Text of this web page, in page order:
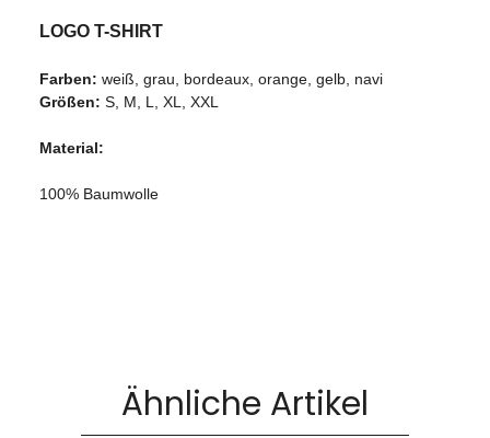
LOGO T-SHIRT
Farben: weiß, grau, bordeaux, orange, gelb, navi
Größen: S, M, L, XL, XXL
Material:
100% Baumwolle
Ähnliche Artikel